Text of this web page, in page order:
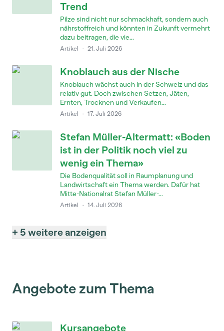
Trend
Pilze sind nicht nur schmackhaft, sondern auch
nährstoffreich und könnten in Zukunft vermehrt
dazu beitragen, die vie...
Artikel · 21. Juli 2026
Knoblauch aus der Nische
Knoblauch wächst auch in der Schweiz und das
relativ gut. Doch zwischen Setzen, Jäten,
Ernten, Trocknen und Verkaufen...
Artikel · 17. Juli 2026
Stefan Müller-Altermatt: «Boden
ist in der Politik noch viel zu
wenig ein Thema»
Die Bodenqualität soll in Raumplanung und
Landwirtschaft ein Thema werden. Dafür hat
Mitte-Nationalrat Stefan Müller-...
Artikel · 14. Juli 2026
+ 5 weitere anzeigen
Angebote zum Thema
Kursangebote